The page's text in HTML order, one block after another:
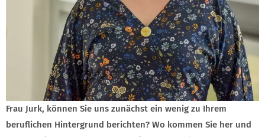
Frau Jurk, können Sie uns zunächst ein wenig zu Ihrem
beruflichen Hintergrund berichten? Wo kommen Sie her und